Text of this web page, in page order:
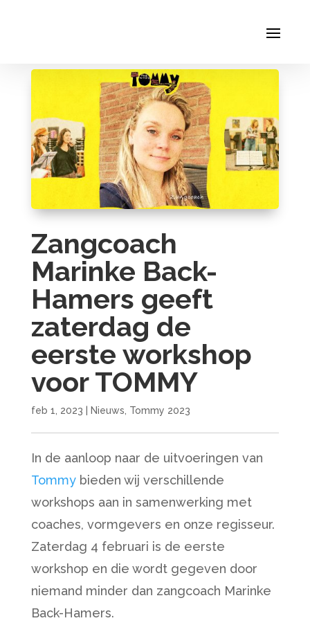
Zangcoach
Marinke Back-
Hamers geeft
zaterdag de
eerste workshop
voor TOMMY
feb 1, 2023 | Nieuws Tommy 2023
In de aanloop naar de uitvoeringen van
Tommybieden wij verschillende
workshops aan in samenwerking met
coaches, vormgevers en onze regisseur.
Zaterdag 4 februari is de eerste
workshop en die wordt gegeven door
niemand minder dan zangcoach Marinke
Back-Hamers.